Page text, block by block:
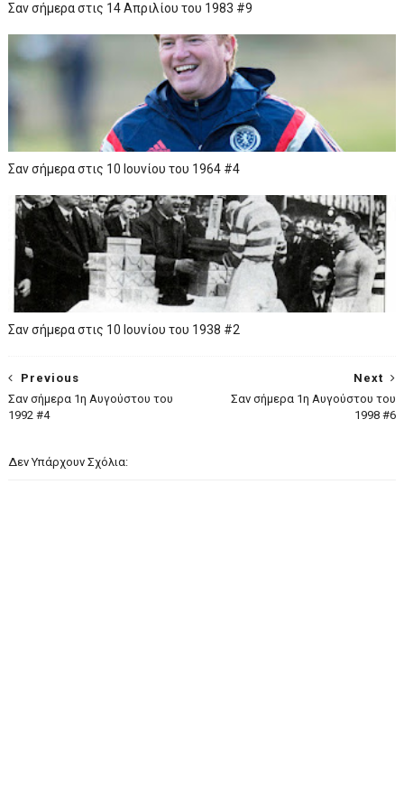
Σαν σήμερα στις 14 Απριλίου του 1983 #9
Σαν σήμερα στις 10 Ιουνίου του 1964 #4
Σαν σήμερα στις 10 Ιουνίου του 1938 #2
Next
Σαν σήμερα 1η Αυγούστου του
1998 #6
Previous
Σαν σήμερα 1η Αυγούστου του
1992 #4
Δεν Υπάρχουν Σχόλια: